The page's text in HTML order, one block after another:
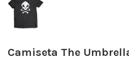
Camiseta The